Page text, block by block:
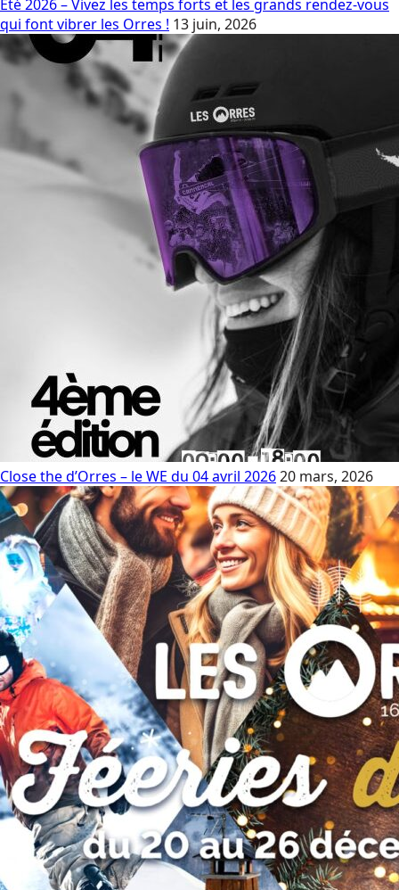
Eté 2026 – Vivez les temps forts et les grands rendez-vous
qui font vibrer les Orres ! 13 juin, 2026
Close the d’Orres – le WE du 04 avril 202620 mars, 2026